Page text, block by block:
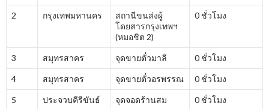
2 กรุงเทพมหานคร
สถานีขนส่งผู้
โดยสารกรุงเทพฯ
(หมอชิต 2)
0 ชั่วโมง
3 สมุทรสาคร จุดขายตั๋วมาลี 0 ชั่วโมง
4 สมุทรสาคร จุดขายตั๋วอรพรรณ 0 ชั่วโมง
5 ประจวบคีรีขันธ์
จุดจอดร้านสม
0 ชั่วโมง